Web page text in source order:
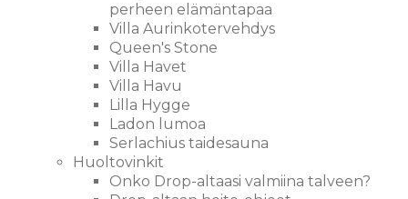
perheen elämäntapaa
Villa Aurinkotervehdys
Queen's Stone
Villa Havet
Villa Havu
Lilla Hygge
Ladon lumoa
Serlachius taidesauna
Huoltovinkit
Onko Drop-altaasi valmiina talveen?